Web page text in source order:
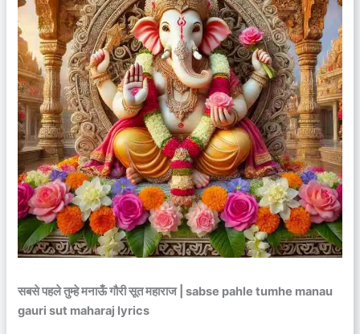
सबसे पहले तुम्हे मनाऊँ गौरी सूत महाराज | sabse pahle tumhe manau
gauri sut maharaj lyrics